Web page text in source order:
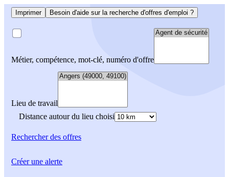
Imprimer Besoin d'aide sur la recherche d'offres d'emploi ?
Métier, compétence, mot-clé, numéro d'offre
Lieu de travail
Distance autour du lieu choisi
Rechercherdes offres
Créer une alerte